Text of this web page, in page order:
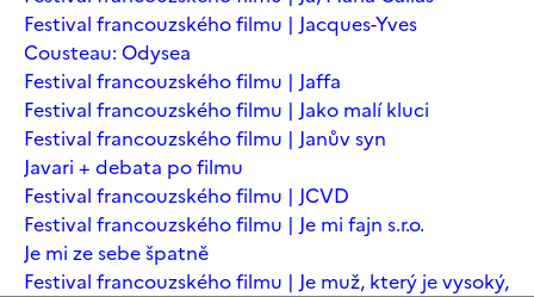
Festival francouzského filmu | Jacques-Yves
Cousteau: Odysea
Festival francouzského filmu | Jaffa
Festival francouzského filmu | Jako malí kluci
Festival francouzského filmu | Janův syn
Javari + debata po filmu
Festival francouzského filmu | JCVD
Festival francouzského filmu | Je mi fajn s.r.o.
Je mi ze sebe špatně
Festival francouzského filmu | Je muž, který je vysoký,